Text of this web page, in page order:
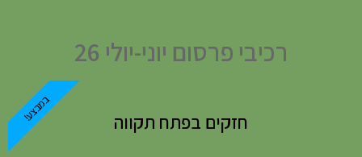
רכיבי פרסום יוני-יולי 26
חזקים בפתח תקווה במבצע!